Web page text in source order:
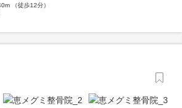
（徒歩12分）